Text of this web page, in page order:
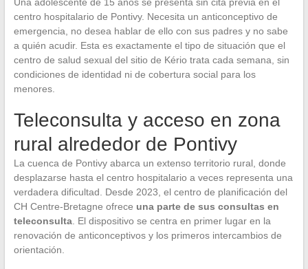
centro hospitalario de Pontivy. Necesita un anticonceptivo de
emergencia, no desea hablar de ello con sus padres y no sabe
a quién acudir. Esta es exactamente el tipo de situación que el
centro de salud sexual del sitio de Kério trata cada semana, sin
condiciones de identidad ni de cobertura social para los
menores.
Teleconsulta y acceso en zona
rural alrededor de Pontivy
La cuenca de Pontivy abarca un extenso territorio rural, donde
desplazarse hasta el centro hospitalario a veces representa una
verdadera dificultad. Desde 2023, el centro de planificación del
CH Centre-Bretagne ofrece una parte de sus consultas en
teleconsulta. El dispositivo se centra en primer lugar en la
renovación de anticonceptivos y los primeros intercambios de
orientación.